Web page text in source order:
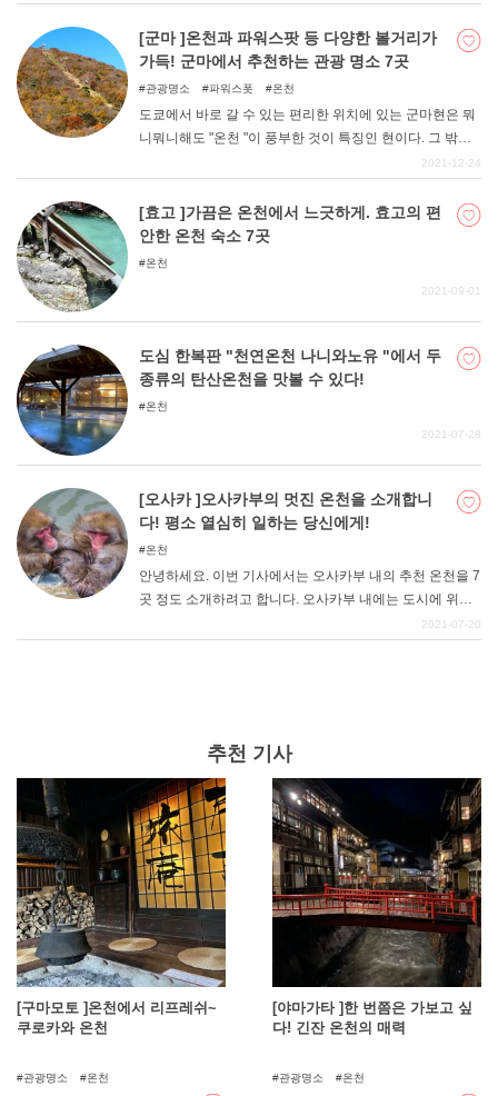
있습니다. 무로도 버스터미널에서 조금만 하이킹을 즐기고
다테야마의 대자연 속에서 온천을 즐겨보자.
[군마 ]온천과 파워스팟 등 다양한 볼거리가
가득! 군마에서 추천하는 관광 명소 7곳
관광명소 파워스폿 온천
도쿄에서 바로 갈 수 있는 편리한 위치에 있는 군마현은 뭐
니뭐니해도 "온천 "이 풍부한 것이 특징인 현이다. 그 밖에
도 웅장한 경치와 무엇이든 이루어준다고 알려진 파워스팟
기 바랍니다.
2021-12-24
[효고 ]가끔은 온천에서 느긋하게. 효고의 편
안한 온천 숙소 7곳
온천
2021-09-01
도심 한복판 "천연온천 나니와노유 "에서 두
종류의 탄산온천을 맛볼 수 있다!
온천
2021-07-28
[오사카 ]오사카부의 멋진 온천을 소개합니
다! 평소 열심히 일하는 당신에게!
온천
안녕하세요. 이번 기사에서는 오사카부 내의 추천 온천을 7
곳 정도 소개하려고 합니다. 오사카부 내에는 도시에 위치
해 있어 상업시설이나 하이테크 건물 등이 많다고 생각하
2021-07-20
추천 기사
[구마모토 ]온천에서 리프레쉬~
쿠로카와 온천
관광명소 온천
[야마가타 ]한 번쯤은 가보고 싶
다! 긴잔 온천의 매력
관광명소 온천